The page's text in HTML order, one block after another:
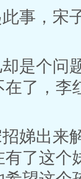
事，宋
是个问
了，李
娣出来
了这个